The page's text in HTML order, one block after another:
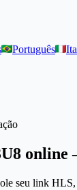
Português
seu link